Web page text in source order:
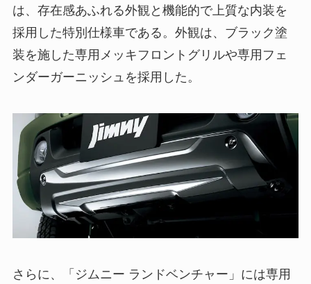
は、存在感あふれる外観と機能的で上質な内装を
採用した特別仕様車である。外観は、ブラック塗
装を施した専用メッキフロントグリルや専用フェ
ンダーガーニッシュを採用した。
さらに、「ジムニー ランドベンチャー」には専用